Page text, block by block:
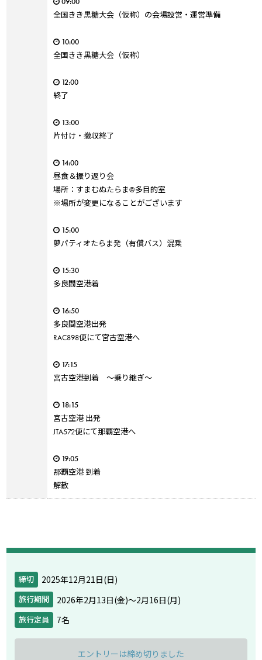
全国きき黒糖大会（仮称）の会場設営・運営準備
10:00
全国きき黒糖大会（仮称）
12:00
終了
13:00
片付け・撤収終了
14:00
昼食＆振り返り会
場所：すまむぬたらま@多目的室
※場所が変更になることがございます
15:00
夢パティオたらま発（有償バス）混乗
15:30
多良間空港着
16:50
多良間空港出発
RAC898便にて宮古空港へ
17:15
宮古空港到着 ～乗り継ぎ～
18:15
宮古空港 出発
JTA572便にて那覇空港へ
19:05
那覇空港 到着
解散
締切 2025年12月21日(日)
旅行期間 2026年2月13日(金)〜2月16日(月)
旅行定員 7名
エントリーは締め切りました